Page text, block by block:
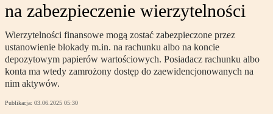
na zabezpieczenie wierzytelności
Wierzytelności finansowe mogą zostać zabezpieczone przez
ustanowienie blokady m.in. na rachunku albo na koncie
depozytowym papierów wartościowych. Posiadacz rachunku albo
konta ma wtedy zamrożony dostęp do zaewidencjonowanych na
nim aktywów.
Publikacja: 03.06.2025 05:30